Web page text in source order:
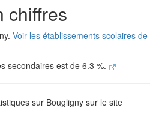
chiffres
Voir les établissements scolaires de
secondaires est de 6.3 %.
sur Bougligny sur le site